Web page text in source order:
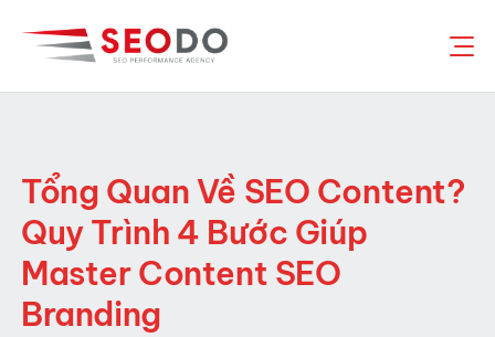
đến
Tổng Quan Về SEO Content?
Quy Trình 4 Bước Giúp
Master Content SEO
Branding